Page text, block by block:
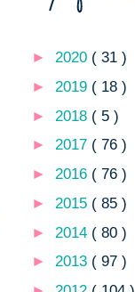
► 2020 ( 31 )
► 2019 ( 18 )
► 2018 ( 5 )
► 2017 ( 76 )
► 2016 ( 76 )
► 2015 ( 85 )
► 2014 ( 80 )
► 2013 ( 97 )